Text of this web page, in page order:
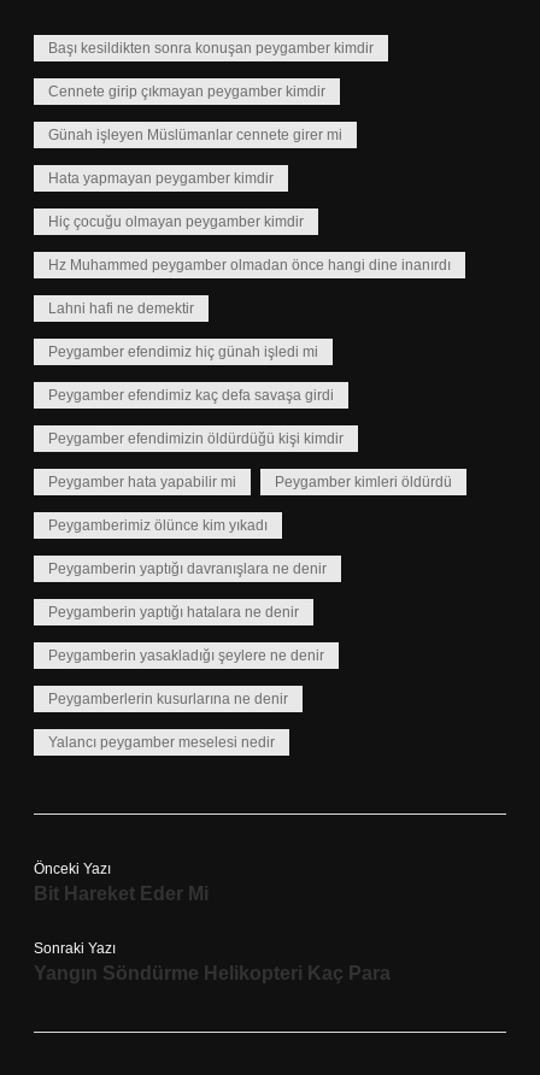
Başı kesildikten sonra konuşan peygamber kimdir
Cennete girip çıkmayan peygamber kimdir
Günah işleyen Müslümanlar cennete girer mi
Hata yapmayan peygamber kimdir
Hiç çocuğu olmayan peygamber kimdir
Hz Muhammed peygamber olmadan önce hangi dine inanırdı
Lahni hafi ne demektir
Peygamber efendimiz hiç günah işledi mi
Peygamber efendimiz kaç defa savaşa girdi
Peygamber efendimizin öldürdüğü kişi kimdir
Peygamber hata yapabilir mi Peygamber kimleri öldürdü
Peygamberimiz ölünce kim yıkadı
Peygamberin yaptığı davranışlara ne denir
Peygamberin yaptığı hatalara ne denir
Peygamberin yasakladığı şeylere ne denir
Peygamberlerin kusurlarına ne denir
Yalancı peygamber meselesi nedir
Önceki Yazı
Bit Hareket Eder Mi
Sonraki Yazı
Yangın Söndürme Helikopteri Kaç Para